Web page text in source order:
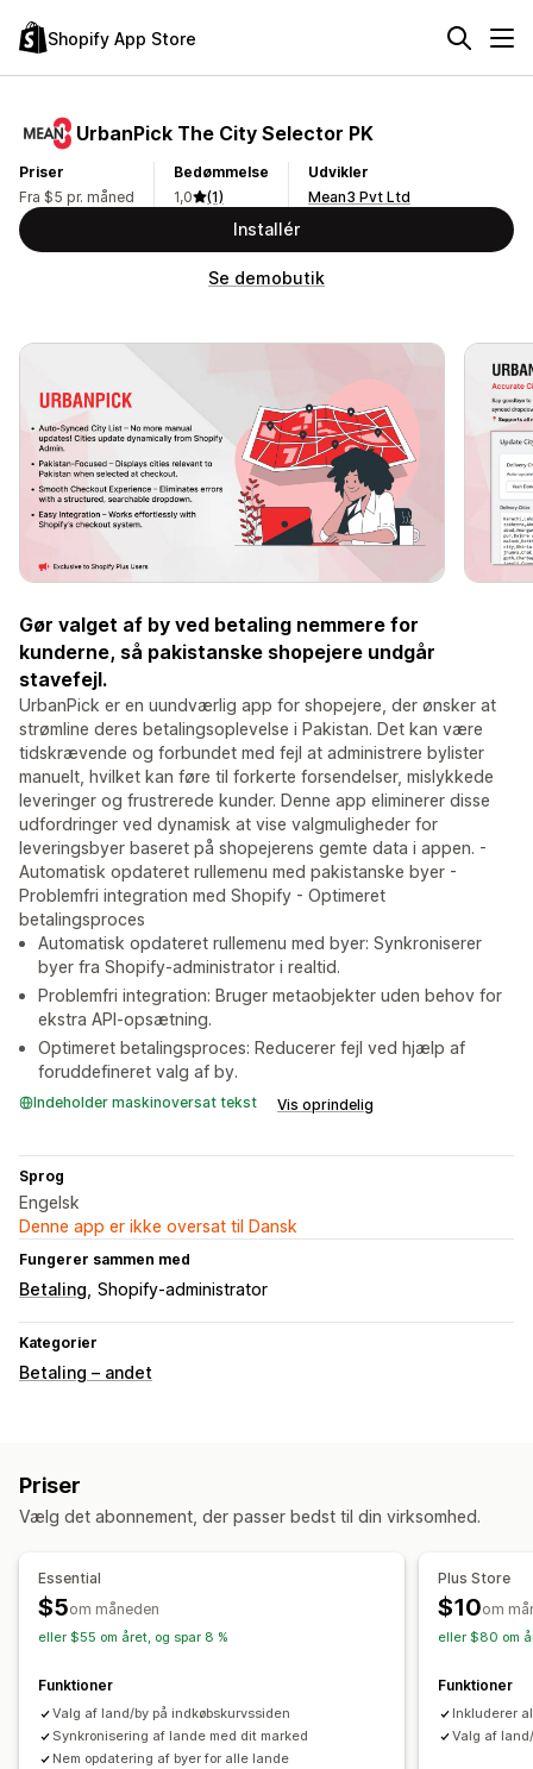
Shopify App Store
UrbanPick The City Selector PK
Priser
Fra $5 pr. måned
Bedømmelse
1,0
(1)
Udvikler
Mean3 Pvt Ltd
Installér
Se demobutik
Gør valget af by ved betaling nemmere for
kunderne, så pakistanske shopejere undgår
stavefejl.
UrbanPick er en uundværlig app for shopejere, der ønsker at
strømline deres betalingsoplevelse i Pakistan. Det kan være
tidskrævende og forbundet med fejl at administrere bylister
manuelt, hvilket kan føre til forkerte forsendelser, mislykkede
leveringer og frustrerede kunder. Denne app eliminerer disse
udfordringer ved dynamisk at vise valgmuligheder for
leveringsbyer baseret på shopejerens gemte data i appen. -
Automatisk opdateret rullemenu med pakistanske byer -
Problemfri integration med Shopify - Optimeret
betalingsproces
Automatisk opdateret rullemenu med byer: Synkroniserer
byer fra Shopify-administrator i realtid.
Problemfri integration: Bruger metaobjekter uden behov for
ekstra API-opsætning.
Optimeret betalingsproces: Reducerer fejl ved hjælp af
foruddefineret valg af by.
Indeholder maskinoversat tekst Vis oprindelig
Sprog
Engelsk
Denne app er ikke oversat til Dansk
Fungerer sammen med
Betaling Shopify-administrator
Kategorier
Betaling – andet
Priser
Vælg det abonnement, der passer bedst til din virksomhed.
Essential
$5om måneden
eller $55 om året, og spar 8 %
Funktioner
Valg af land/by på indkøbskurvssiden
Synkronisering af lande med dit marked
Nem opdatering af byer for alle lande
Plus Store
$10om
eller $80 om
Funktioner
Inkluderer
Valg af